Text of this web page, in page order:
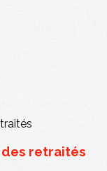
retraités